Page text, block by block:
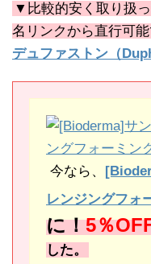
▼比較的安く取り扱
名リンクから直行可
デュファストン（
今なら、
レンジングフォ
に！5％
した。